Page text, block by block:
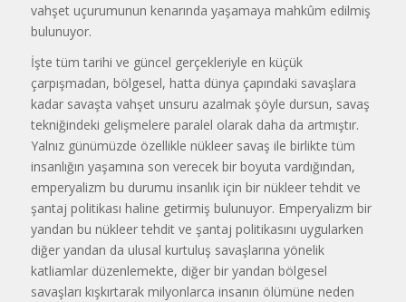
vahşet uçurumunun kenarında yaşamaya mahkûm edilmiş
bulunuyor.
İşte tüm tarihi ve güncel gerçekleriyle en küçük
çarpışmadan, bölgesel, hatta dünya çapındaki savaşlara
kadar savaşta vahşet unsuru azalmak şöyle dursun, savaş
tekniğindeki gelişmelere paralel olarak daha da artmıştır.
Yalnız günümüzde özellikle nükleer savaş ile birlikte tüm
insanlığın yaşamına son verecek bir boyuta vardığından,
emperyalizm bu durumu insanlık için bir nükleer tehdit ve
şantaj politikası haline getirmiş bulunuyor. Emperyalizm bir
yandan bu nükleer tehdit ve şantaj politikasını uygularken
diğer yandan da ulusal kurtuluş savaşlarına yönelik
katliamlar düzenlemekte, diğer bir yandan bölgesel
savaşları kışkırtarak milyonlarca insanın ölümüne neden